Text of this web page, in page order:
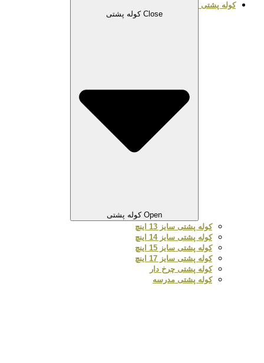
کوله پشتی
Close کوله پشتی
Open کوله پشتی
کوله پشتی سایز 13 اینچ
کوله پشتی سایز 14 اینچ
کوله پشتی سایز 15 اینچ
کوله پشتی سایز 17 اینچ
کوله پشتی چرخ دار
کوله پشتی مدرسه